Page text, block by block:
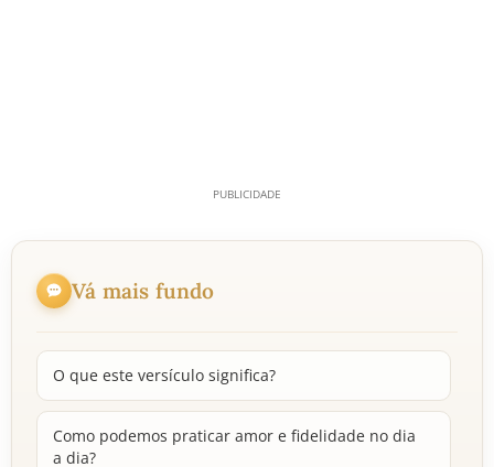
Vá mais fundo
O que este versículo significa?
Como podemos praticar amor e fidelidade no dia
a dia?